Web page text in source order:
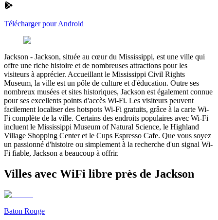
Télécharger pour Android
Jackson - Jackson, située au cœur du Mississippi, est une ville qui
offre une riche histoire et de nombreuses attractions pour les
visiteurs à apprécier. Accueillant le Mississippi Civil Rights
Museum, la ville est un pôle de culture et d'éducation. Outre ses
nombreux musées et sites historiques, Jackson est également connue
pour ses excellents points d'accès Wi-Fi. Les visiteurs peuvent
facilement localiser des hotspots Wi-Fi gratuits, grâce à la carte Wi-
Fi complète de la ville. Certains des endroits populaires avec Wi-Fi
incluent le Mississippi Museum of Natural Science, le Highland
Village Shopping Center et le Cups Espresso Cafe. Que vous soyez
un passionné d'histoire ou simplement à la recherche d'un signal Wi-
Fi fiable, Jackson a beaucoup à offrir.
Villes avec WiFi libre près de Jackson
Baton Rouge